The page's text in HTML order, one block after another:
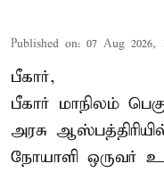
Published on: 07 Aug 2026,
பீகார்,
பீகார் மாநிலம்
அரசு
நோயாளி ஒருவர்